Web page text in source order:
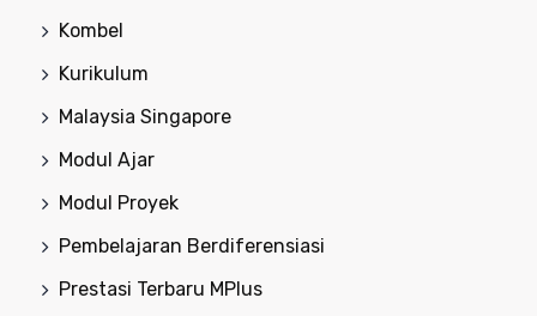
Kombel
Kurikulum
Malaysia Singapore
Modul Ajar
Modul Proyek
Pembelajaran Berdiferensiasi
Prestasi Terbaru MPlus